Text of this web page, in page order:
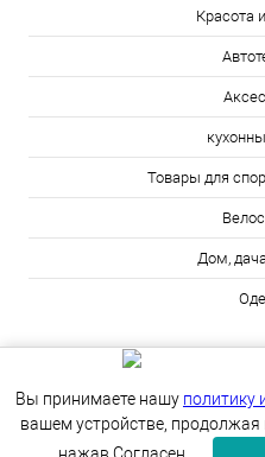
Красота
Товары для
Дом,
ИЗБРАННОЕ
Вы принимаете нашу политику
вашем устройстве,